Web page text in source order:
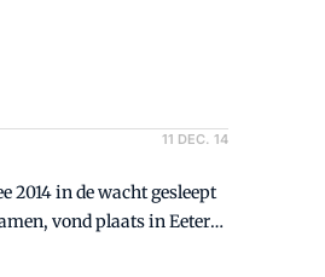
11 DEC. 14
2014 in de wacht gesleept
vond plaats in Eeterij